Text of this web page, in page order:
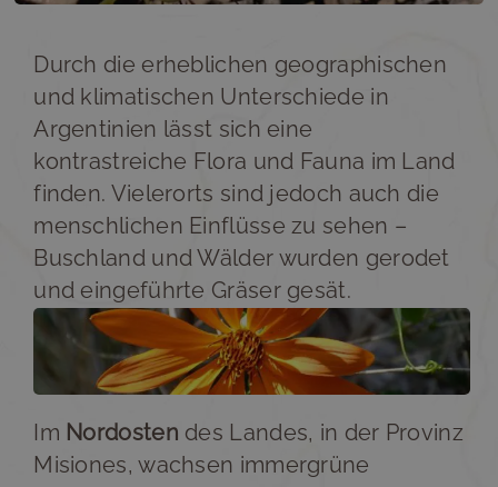
Durch die erheblichen geographischen
und klimatischen Unterschiede in
Argentinien lässt sich eine
kontrastreiche Flora und Fauna im Land
finden. Vielerorts sind jedoch auch die
menschlichen Einflüsse zu sehen –
Buschland und Wälder wurden gerodet
und eingeführte Gräser gesät.
Im Nordosten des Landes, in der Provinz
Misiones, wachsen immergrüne